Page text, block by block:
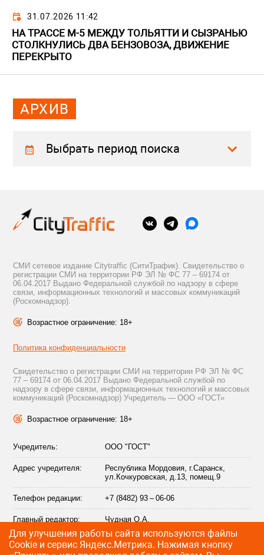
31.07.2026 11:42
НА ТРАССЕ М-5 МЕЖДУ ТОЛЬЯТТИ И СЫЗРАНЬЮ
СТОЛКНУЛИСЬ ДВА БЕНЗОВОЗА, ДВИЖЕНИЕ
ПЕРЕКРЫТО
АРХИВ
Выбрать период поиска
СМИ сетевое издание Citytraffic (СитиТрафик). Свидетельство о
регистрации СМИ на территории РФ ЭЛ № ФС 77 – 69174 от
06.04.2017 Выдано Федеральной службой по надзору в сфере
связи, информационных технологий и массовых коммуникаций
(Роскомнадзор).
Возрастное ограничение: 18+
Политика конфиденциальности
Свидетельство о регистрации СМИ на территории РФ ЭЛ № ФС
77 – 69174 от 06.04.2017 Выдано Федеральной службой по
надзору в сфере связи, информационных технологий и массовых
коммуникаций (Роскомнадзор) Учредитель — ООО «ГОСТ»
Возрастное ограничение: 18+
Учредитель: ООО "ГОСТ"
Адрес учредителя:
Республика Мордовия, г.Саранск,
ул.Кочкуровская, д.13, помещ.9
Телефон редакции: +7 (8482) 93 – 06-06
Главный редактор: Чудная О.А.
Адрес электронной
почты редакции:
info@citytraffic.ru
Для улучшения работы сайта используются файлы
Сookie и сервис Яндекс.Метрика. Нажимая кнопку